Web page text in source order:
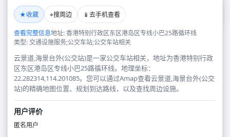
★收藏 ⌖搜周边 📱 去手机查看
查看完整信息地址: 香港特别行政区东区港岛区专线小巴25路循环线
类型: 交通设施服务;公交车站;公交车站相关
云景道,海景台外(公交站)是一家公交车站相关，地址为香港特别行政
区东区港岛区专线小巴25路循环线。地理坐标：
22.282314,114.201085。您可以通过Amap查看云景道,海景台外(公交
站)的精确地图位置、规划到达路线，以及查找周边设施。
用户评价
匿名用户